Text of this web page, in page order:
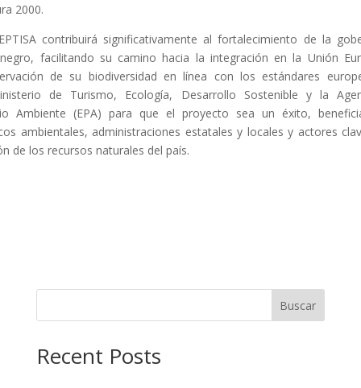
2000.
contribuirá significativamente al fortalecimiento de la
facilitando su camino hacia la integración en la Unión
de su biodiversidad en línea con los estándares
de Turismo, Ecología, Desarrollo Sostenible y la
Ambiente (EPA) para que el proyecto sea un éxito,
ambientales, administraciones estatales y locales y actores
de los recursos naturales del país.
Buscar
Recent Posts